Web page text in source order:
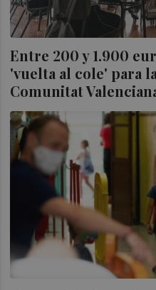
Entre 200 y 1.900
'vuelta al cole' para
Comunitat